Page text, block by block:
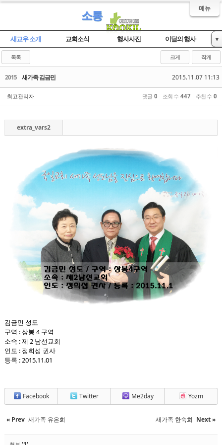
메뉴
소통
새교우 소개 교회소식 행사사진 이달의 행사 ▼
목록 크게 작게
2015 2015.11.07 11:13
새가족 김금민
최고관리자 댓글 0 조회 수 447 추천 수 0
extra_vars2
김금민 성도
구역 : 상봉 4 구역
소속 : 제 2 남선교회
인도 : 정희섭 권사
등록 : 2015.11.01
Facebook Twitter Me2day Yozm
« Prev 새가족 유은희 새가족 한숙희 Next »